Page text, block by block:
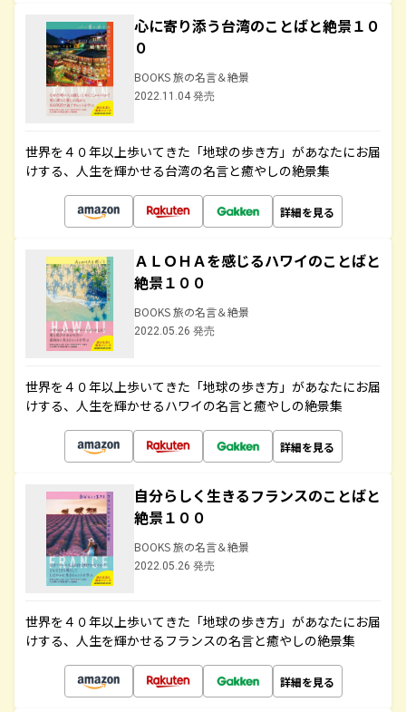
心に寄り添う台湾のことばと絶景１０
０
BOOKS 旅の名言＆絶景
2022.11.04 発売
世界を４０年以上歩いてきた「地球の歩き方」があなたにお届
けする、人生を輝かせる台湾の名言と癒やしの絶景集
詳細を見る
ＡＬＯＨＡを感じるハワイのことばと
絶景１００
BOOKS 旅の名言＆絶景
2022.05.26 発売
世界を４０年以上歩いてきた「地球の歩き方」があなたにお届
けする、人生を輝かせるハワイの名言と癒やしの絶景集
詳細を見る
自分らしく生きるフランスのことばと
絶景１００
BOOKS 旅の名言＆絶景
2022.05.26 発売
世界を４０年以上歩いてきた「地球の歩き方」があなたにお届
けする、人生を輝かせるフランスの名言と癒やしの絶景集
詳細を見る